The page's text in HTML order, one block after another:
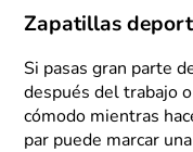
Zapatillas
Si pasas gran parte
después del trabajo
cómodo mientras
par puede marcar